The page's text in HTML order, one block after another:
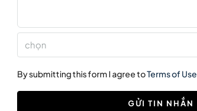
chọn
By submitting this form I agree toTerms of Use
GỬI TIN NHẮN